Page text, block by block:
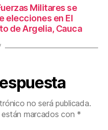
Militares se
elecciones en El
de Argelia, Cauca
no será publicada.
marcados con *